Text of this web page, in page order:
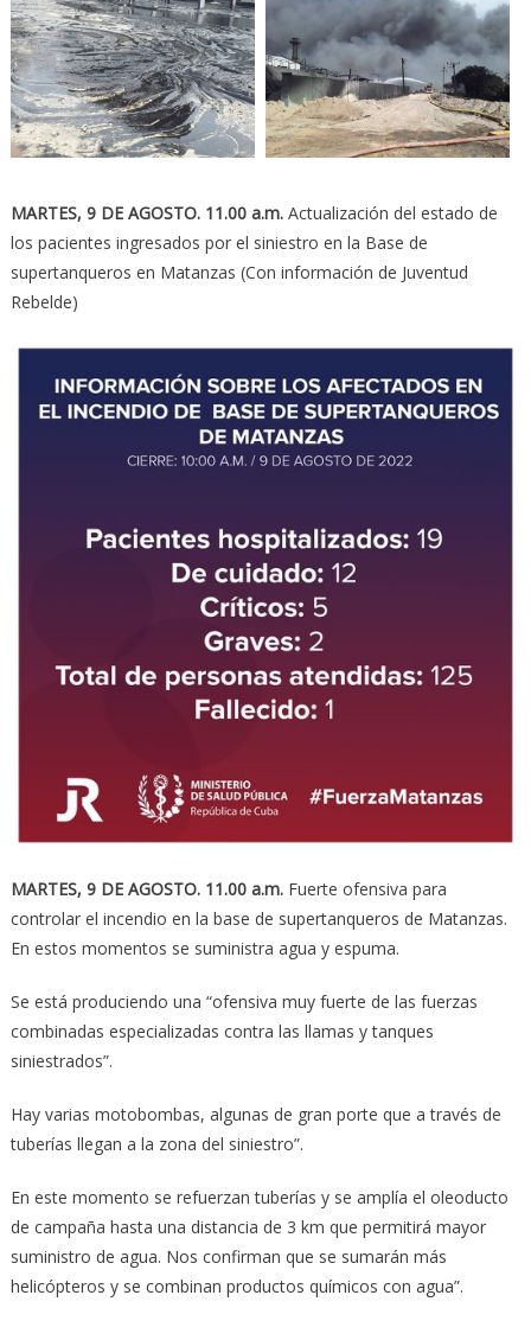
MARTES, 9 DE AGOSTO. 11.00 a.m.Actualización del estado de
los pacientes ingresados por el siniestro en la Base de
supertanqueros en Matanzas (Con información de Juventud
Rebelde)
MARTES, 9 DE AGOSTO. 11.00 a.m.Fuerte ofensiva para
controlar el incendio en la base de supertanqueros de Matanzas.
En estos momentos se suministra agua y espuma.
Se está produciendo una “ofensiva muy fuerte de las fuerzas
combinadas especializadas contra las llamas y tanques
siniestrados”.
Hay varias motobombas, algunas de gran porte que a través de
tuberías llegan a la zona del siniestro”.
En este momento se refuerzan tuberías y se amplía el oleoducto
de campaña hasta una distancia de 3 km que permitirá mayor
suministro de agua. Nos confirman que se sumarán más
helicópteros y se combinan productos químicos con agua”.